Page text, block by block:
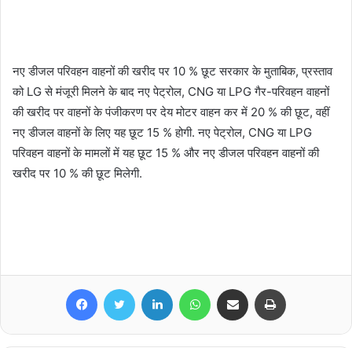
नए डीजल परिवहन वाहनों की खरीद पर 10 % छूट सरकार के मुताबिक, प्रस्ताव
को LG से मंजूरी मिलने के बाद नए पेट्रोल, CNG या LPG गैर-परिवहन वाहनों
की खरीद पर वाहनों के पंजीकरण पर देय मोटर वाहन कर में 20 % की छूट, वहीं
नए डीजल वाहनों के लिए यह छूट 15 % होगी. नए पेट्रोल, CNG या LPG
परिवहन वाहनों के मामलों में यह छूट 15 % और नए डीजल परिवहन वाहनों की
खरीद पर 10 % की छूट मिलेगी.
FacebookTwitter LinkedIn WhatsAppShare via Email